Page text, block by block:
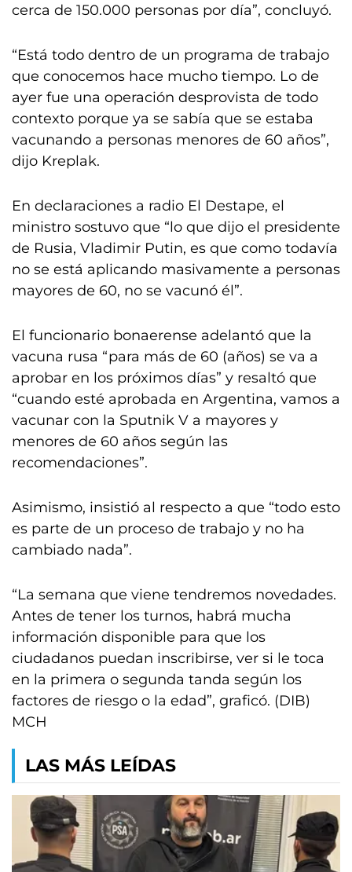
cerca de 150.000 personas por día”, concluyó.
“Está todo dentro de un programa de trabajo
que conocemos hace mucho tiempo. Lo de
ayer fue una operación desprovista de todo
contexto porque ya se sabía que se estaba
vacunando a personas menores de 60 años”,
dijo Kreplak.
En declaraciones a radio El Destape, el
ministro sostuvo que “lo que dijo el presidente
de Rusia, Vladimir Putin, es que como todavía
no se está aplicando masivamente a personas
mayores de 60, no se vacunó él”.
El funcionario bonaerense adelantó que la
vacuna rusa “para más de 60 (años) se va a
aprobar en los próximos días” y resaltó que
“cuando esté aprobada en Argentina, vamos a
vacunar con la Sputnik V a mayores y
menores de 60 años según las
recomendaciones”.
Asimismo, insistió al respecto a que “todo esto
es parte de un proceso de trabajo y no ha
cambiado nada”.
“La semana que viene tendremos novedades.
Antes de tener los turnos, habrá mucha
información disponible para que los
ciudadanos puedan inscribirse, ver si le toca
en la primera o segunda tanda según los
factores de riesgo o la edad”, graficó. (DIB)
MCH
LAS MÁS LEÍDAS